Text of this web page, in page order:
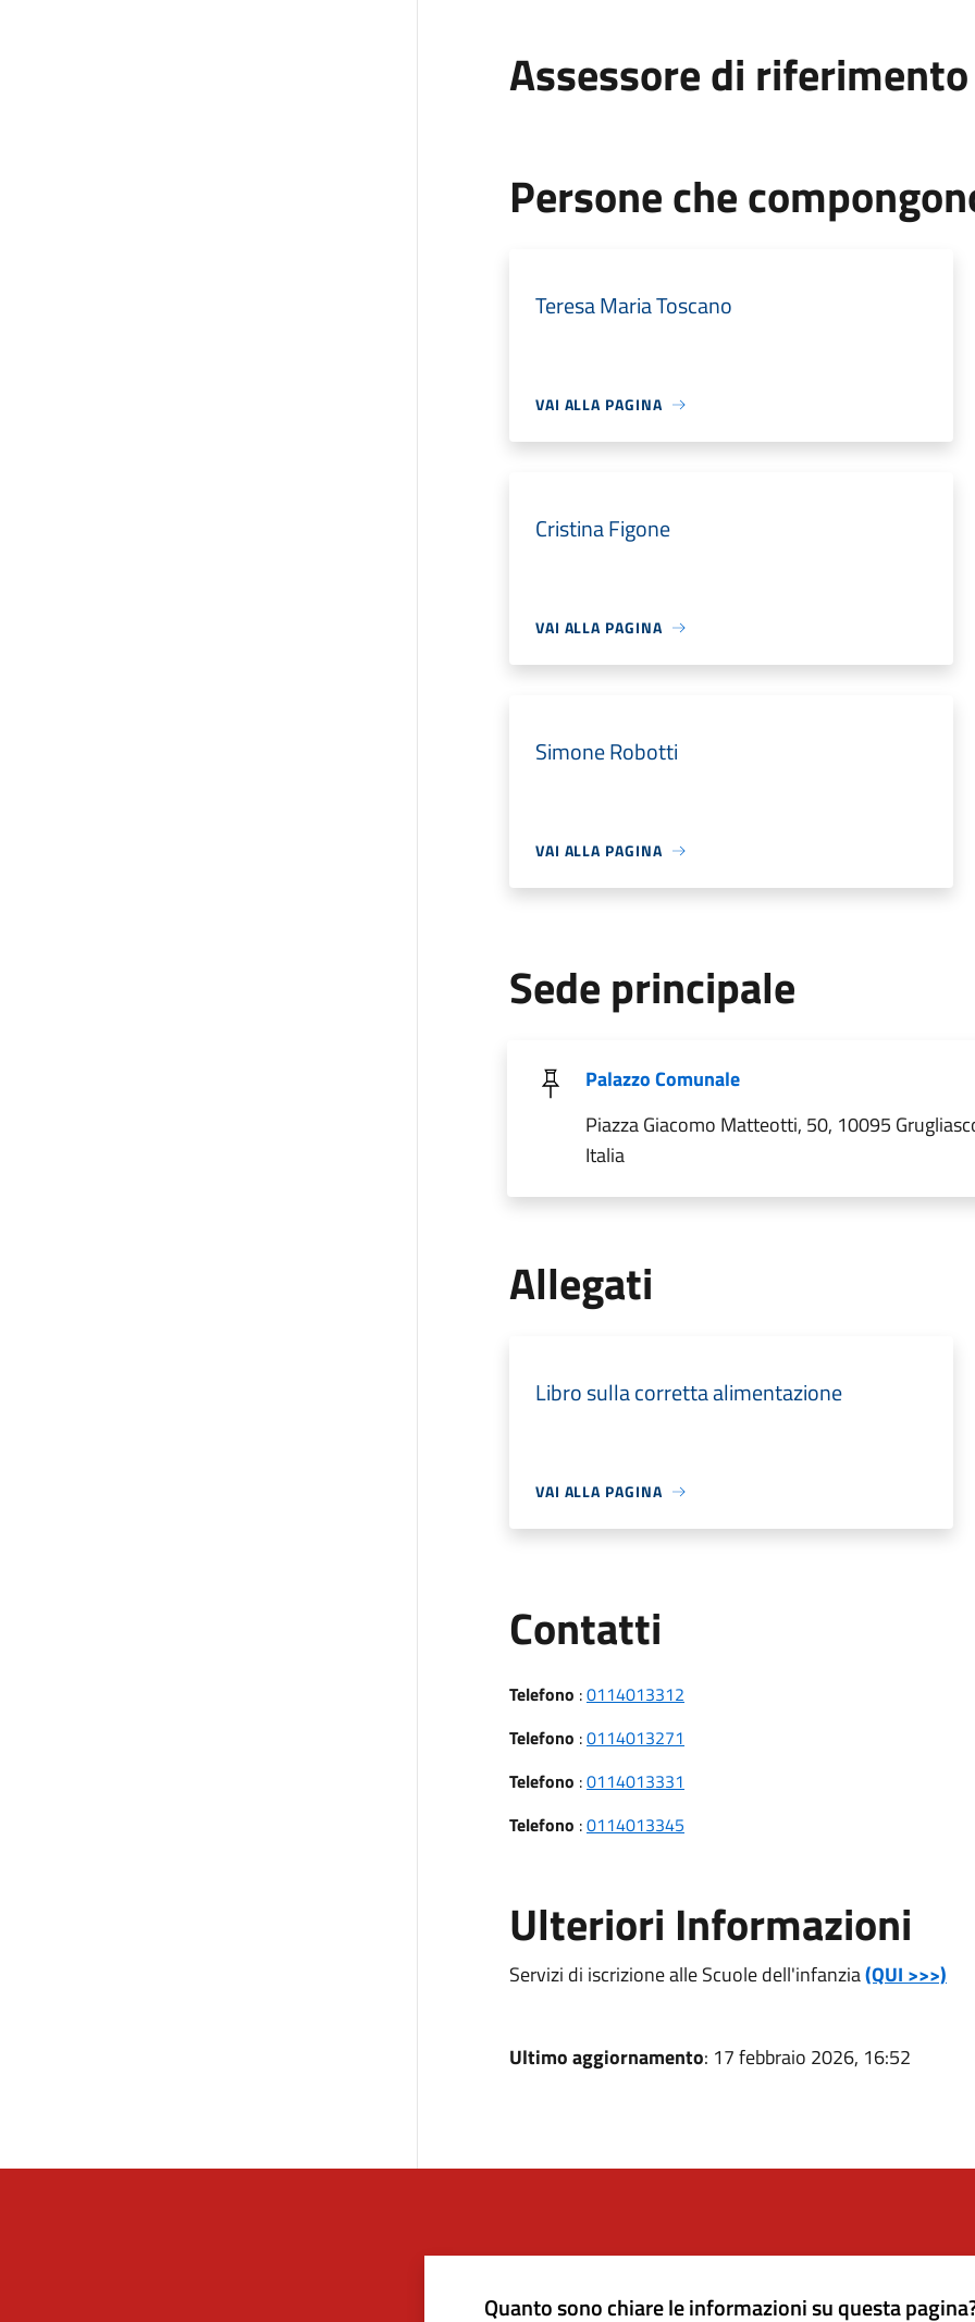
Assessore di riferimento
Persone che
Teresa Maria Toscano
VAI ALLA PAGINA
Cristina Figone
VAI ALLA PAGINA
Simone Robotti
VAI ALLA PAGINA
Sede principale
Palazzo Comunale
Piazza Giacomo Matteotti, 50, 10095
Italia
Allegati
Libro sulla corretta alimentazione
VAI ALLA PAGINA
Contatti
Telefono :0114013312
Telefono :0114013271
Telefono :0114013331
Telefono :0114013345
Ulteriori Informazioni
Servizi di iscrizione alle Scuole dell'infanzia(QUI >>>)
Ultimo aggiornamento: 17 febbraio 2026, 16:52
Quanto sono chiare le informazioni su questa